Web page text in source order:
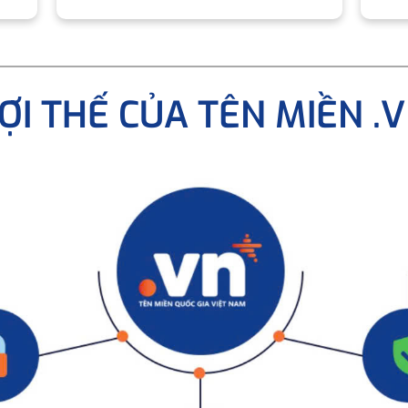
THẾ CỦA TÊN MIỀN